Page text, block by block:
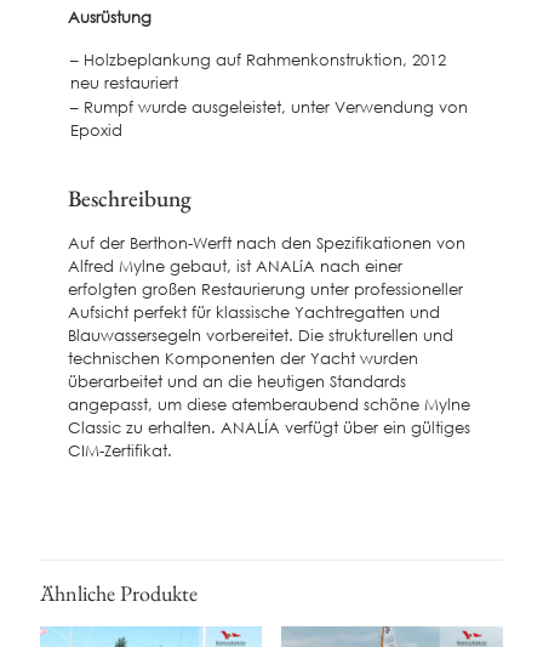
Ausrüstung
– Holzbeplankung auf Rahmenkonstruktion, 2012
neu restauriert
– Rumpf wurde ausgeleistet, unter Verwendung von
Epoxid
Beschreibung
Auf der Berthon-Werft nach den Spezifikationen von
Alfred Mylne gebaut, ist ANALíA nach einer
erfolgten großen Restaurierung unter professioneller
Aufsicht perfekt für klassische Yachtregatten und
Blauwassersegeln vorbereitet. Die strukturellen und
technischen Komponenten der Yacht wurden
überarbeitet und an die heutigen Standards
angepasst, um diese atemberaubend schöne Mylne
Classic zu erhalten. ANALÍA verfügt über ein gültiges
CIM-Zertifikat.
Ähnliche Produkte